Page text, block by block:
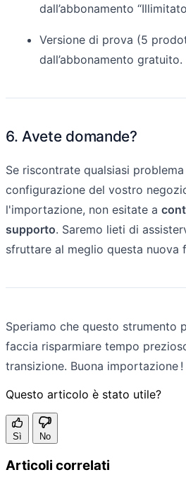
dall’abbonamento
Versione di prova (5
dall’abbonamento gratuito.
6. Avete domande?
Se riscontrate qualsiasi
configurazione del vostro
l'importazione, non esitate a
supporto. Saremo lieti di
sfruttare al meglio questa nuova
Speriamo che questo strumento
faccia risparmiare tempo
transizione. Buona importazione !
Questo articolo è stato utile?
Sì No
Articoli correlati